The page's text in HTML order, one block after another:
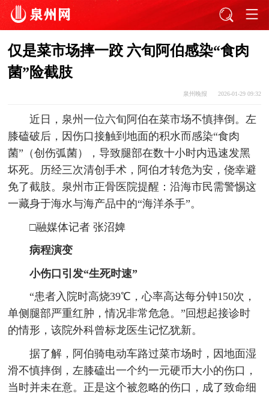
仅是菜市场摔一跤 六旬阿伯感染“食肉
菌”险截肢
泉州晚报 2026-01-29 09:32
近日，泉州一位六旬阿伯在菜市场不慎摔倒。左
膝磕破后，因伤口接触到地面的积水而感染“食肉
菌”（创伤弧菌），导致腿部在数十小时内迅速发黑
坏死。历经三次清创手术，阿伯才转危为安，侥幸避
免了截肢。泉州市正骨医院提醒：沿海市民需警惕这
一藏身于海水与海产品中的“海洋杀手”。
□融媒体记者 张沼婢
病程演变
小伤口引发“生死时速”
“患者入院时高烧39℃，心率高达每分钟150次，
单侧腿部严重红肿，情况非常危急。”回想起接诊时
的情形，该院外科曾标龙医生记忆犹新。
据了解，阿伯骑电动车路过菜市场时，因地面湿
滑不慎摔倒，左膝磕出一个约一元硬币大小的伤口，
当时并未在意。正是这个被忽略的伤口，成了致命细